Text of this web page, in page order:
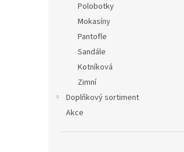
Polobotky
Mokasíny
Pantofle
Sandále
Kotníková
Zimní
Doplňkový sortiment
Akce